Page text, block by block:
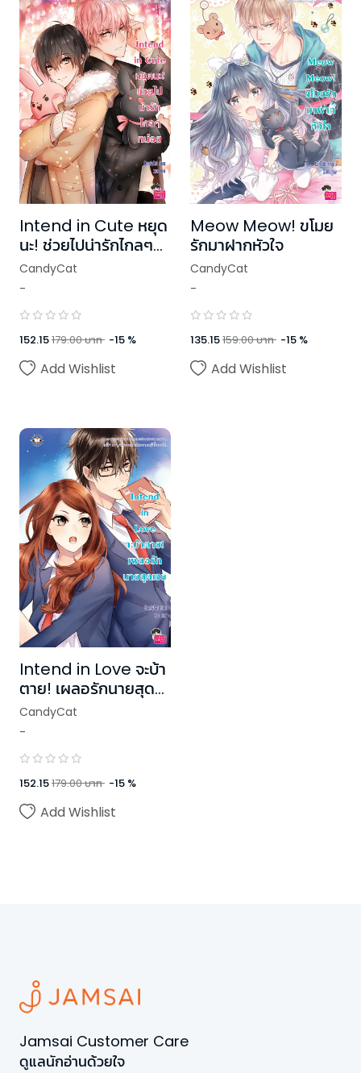
Intend in Cute หยุด
นะ! ช่วยไปน่ารักไกลๆ
หน่อย
CandyCat
-
152.15179.00บาท -15 %
Add Wishlist
Meow Meow! ขโมย
รักมาฝากหัวใจ
CandyCat
-
135.15159.00บาท -15 %
Add Wishlist
Intend in Love จะบ้า
ตาย! เผลอรักนายสุด
เชย
CandyCat
-
152.15179.00บาท -15 %
Add Wishlist
Jamsai Customer Care
ดูแลนักอ่านด้วยใจ